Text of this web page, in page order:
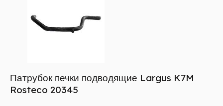
Патрубок печки подводящие Largus K7M
Rosteco 20345